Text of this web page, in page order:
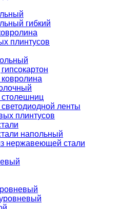
гибкий
плинтусов
ленты
плинтусов
напольный
нержавеющей стали